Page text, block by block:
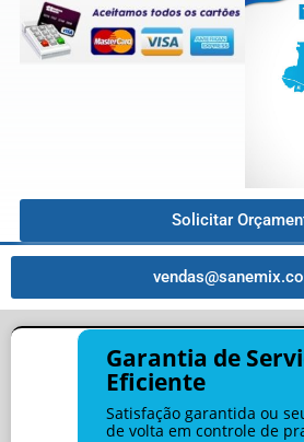
Solicitar
Garantia de
Eficiente
Satisfação garantida ou
de volta em controle de